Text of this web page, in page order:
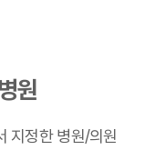
원
지정한 병원/의원